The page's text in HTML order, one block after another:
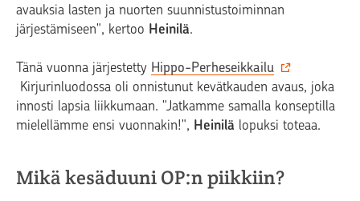
avauksia lasten ja nuorten suunnistustoiminnan
järjestämiseen", kertoo Heinilä.
Tänä vuonna järjestetty Hippo-Perheseikkailu
Kirjurinluodossa oli onnistunut kevätkauden avaus, joka
innosti lapsia liikkumaan. "Jatkamme samalla konseptilla
mielellämme ensi vuonnakin!", Heinilä lopuksi toteaa.
Mikä kesäduuni OP:n piikkiin?